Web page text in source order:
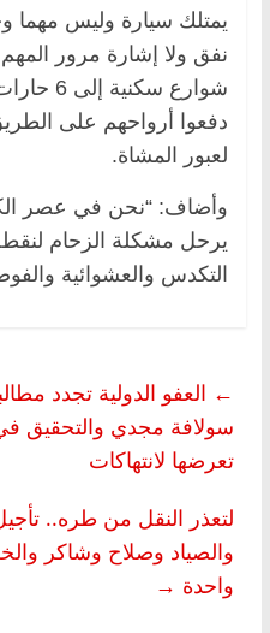
يمتلك سيارة وليس مهما
نفق ولا إشارة مرور
شوارع
دفعوا أرواحهم على
لعبور المشاة.
وأضاف: “نحن في عصر
يرحل مشكلة الزحام
التكدس والعشوائية
← العفو الدولية تجدد
سولافة مجدي والتحقيق
تعرضها لانتهاكات
لتعذر النقل من طره..
والصياد وصلاح وشاكر
واحدة →